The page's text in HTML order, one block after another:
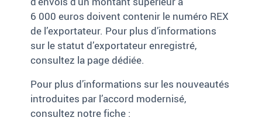
6 000 euros doivent contenir le numéro REX
de l’exportateur. Pour plus d’informations
sur le statut d’exportateur enregistré,
consultez la page dédiée.
Pour plus d’informations sur les nouveautés
introduites par l’accord modernisé,
consultez notre fiche :